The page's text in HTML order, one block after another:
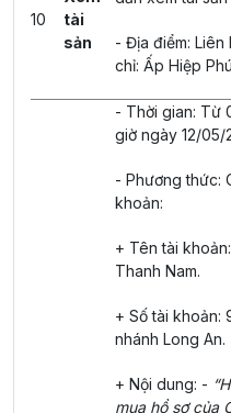
10
tài
sản
- Địa điểm:
chỉ: Ấp Hiệp
- Thời gian: Từ
giờ ngày 12/05/
- Phương thức:
khoản:
+ Tên tài
Thanh Nam.
+ Số tài khoản:
nhánh Long An.
+ Nội dung: -
mua hồ sơ của